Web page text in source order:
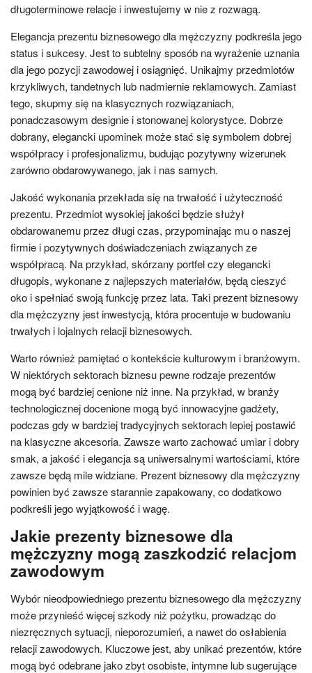
długoterminowe relacje i inwestujemy w nie z rozwagą.
Elegancja prezentu biznesowego dla mężczyzny podkreśla jego
status i sukcesy. Jest to subtelny sposób na wyrażenie uznania
dla jego pozycji zawodowej i osiągnięć. Unikajmy przedmiotów
krzykliwych, tandetnych lub nadmiernie reklamowych. Zamiast
tego, skupmy się na klasycznych rozwiązaniach,
ponadczasowym designie i stonowanej kolorystyce. Dobrze
dobrany, elegancki upominek może stać się symbolem dobrej
współpracy i profesjonalizmu, budując pozytywny wizerunek
zarówno obdarowywanego, jak i nas samych.
Jakość wykonania przekłada się na trwałość i użyteczność
prezentu. Przedmiot wysokiej jakości będzie służył
obdarowanemu przez długi czas, przypominając mu o naszej
firmie i pozytywnych doświadczeniach związanych ze
współpracą. Na przykład, skórzany portfel czy elegancki
długopis, wykonane z najlepszych materiałów, będą cieszyć
oko i spełniać swoją funkcję przez lata. Taki prezent biznesowy
dla mężczyzny jest inwestycją, która procentuje w budowaniu
trwałych i lojalnych relacji biznesowych.
Warto również pamiętać o kontekście kulturowym i branżowym.
W niektórych sektorach biznesu pewne rodzaje prezentów
mogą być bardziej cenione niż inne. Na przykład, w branży
technologicznej docenione mogą być innowacyjne gadżety,
podczas gdy w bardziej tradycyjnych sektorach lepiej postawić
na klasyczne akcesoria. Zawsze warto zachować umiar i dobry
smak, a jakość i elegancja są uniwersalnymi wartościami, które
zawsze będą mile widziane. Prezent biznesowy dla mężczyzny
powinien być zawsze starannie zapakowany, co dodatkowo
podkreśli jego wyjątkowość i wagę.
Jakie prezenty biznesowe dla
mężczyzny mogą zaszkodzić relacjom
zawodowym
Wybór nieodpowiedniego prezentu biznesowego dla mężczyzny
może przynieść więcej szkody niż pożytku, prowadząc do
niezręcznych sytuacji, nieporozumień, a nawet do osłabienia
relacji zawodowych. Kluczowe jest, aby unikać prezentów, które
mogą być odebrane jako zbyt osobiste, intymne lub sugerujące